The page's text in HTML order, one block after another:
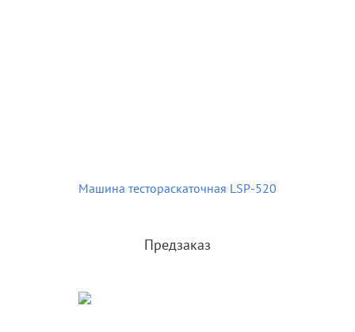
Машина тестораскаточная LSP-520
Предзаказ